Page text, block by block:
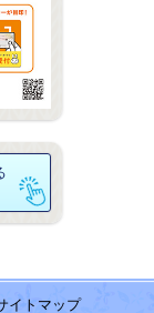
イトマップ